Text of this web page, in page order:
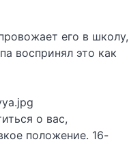
о вас,
положение. 16-